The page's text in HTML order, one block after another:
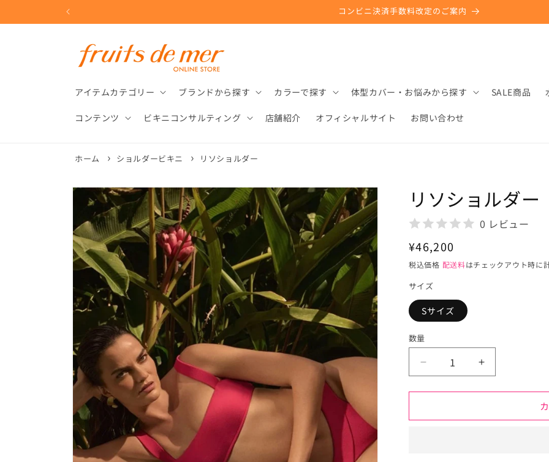
進む
コンビニ決済手数料改定のご案内
アイテムカテゴリー ブランドから探す カラーで探す 体型カバー・お悩みから探す SALE商品
コンテンツ ビキニコンサルティング 店舗紹介 オフィシャルサイト お問い合わせ
ホーム ショルダービキニ リソショルダー
商品情
報にス
キップ
リソショルダー
0 レビュー
通
常
価
格
¥46,200
税込価格 配送料はチェックアウト時に
サイズ
Sサイズ
数量
リ